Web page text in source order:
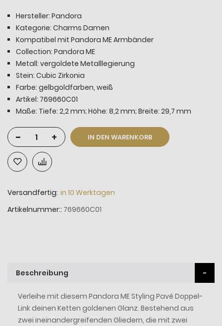
Hersteller: Pandora
Kategorie: Charms Damen
Kompatibel mit Pandora ME Armbänder
Collection: Pandora ME
Metall: vergoldete Metalllegierung
Stein: Cubic Zirkonia
Farbe: gelbgoldfarben, weiß
Artikel: 769660C01
Maße: Tiefe: 2,2 mm; Höhe: 8,2 mm; Breite: 29,7 mm
- + IN DEN WARENKORB
Versandfertig: in 10 Werktagen
Artikelnummer: 769660C01
Beschreibung
Verleihe mit diesem Pandora ME Styling Pavé Doppel-
Link deinen Ketten goldenen Glanz. Bestehend aus
zwei ineinandergreifenden Gliedern, die mit zwei